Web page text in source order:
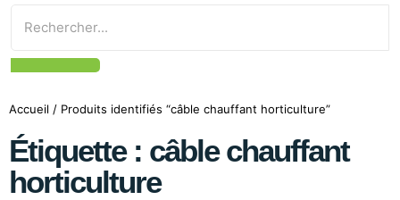
Accueil / Produits identifiés “câble chauffant horticulture”
Étiquette : câble chauffant
horticulture